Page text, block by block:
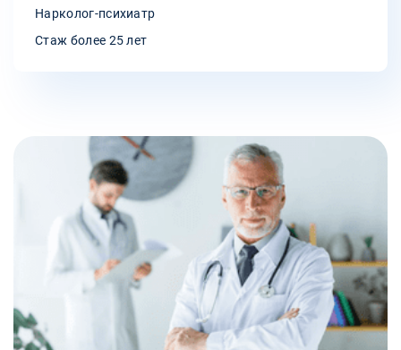
Нарколог-психиатр
Стаж более 25 лет